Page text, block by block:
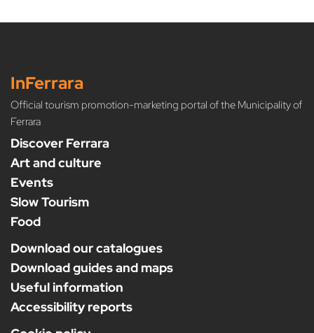
InFerrara
Official tourism promotion-marketing portal of the Municipality of
Ferrara
Discover Ferrara
Art and culture
Events
Slow Tourism
Food
Download our catalogues
Download guides and maps
Useful information
Accessibility reports